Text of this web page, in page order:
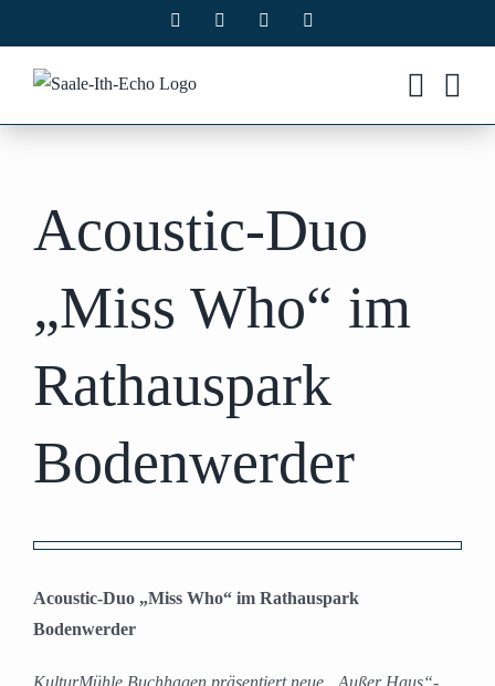
Inhalt
springen
Facebook Instagram
Acoustic-Duo
„Miss Who“ im
Rathauspark
Bodenwerder
grösseres
Bild
Acoustic-Duo „Miss Who“ im Rathauspark
Bodenwerder